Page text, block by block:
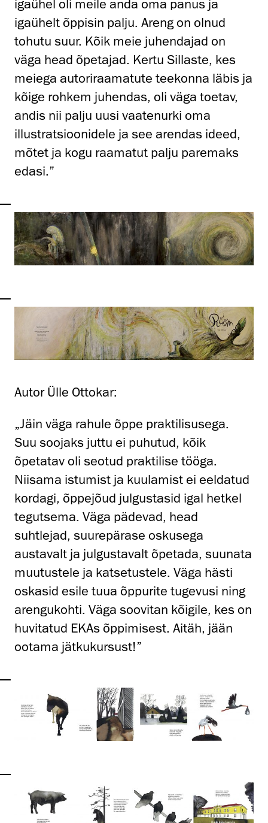
igaühel oli meile anda oma panus ja
igaühelt õppisin palju. Areng on olnud
tohutu suur. Kõik meie juhendajad on
väga head õpetajad. Kertu Sillaste, kes
meiega autoriraamatute teekonna läbis ja
kõige rohkem juhendas, oli väga toetav,
andis nii palju uusi vaatenurki oma
illustratsioonidele ja see arendas ideed,
mõtet ja kogu raamatut palju paremaks
edasi.”
Autor Ülle Ottokar:
„Jäin väga rahule õppe praktilisusega.
Suu soojaks juttu ei puhutud, kõik
õpetatav oli seotud praktilise tööga.
Niisama istumist ja kuulamist ei eeldatud
kordagi, õppejõud julgustasid igal hetkel
tegutsema. Väga pädevad, head
suhtlejad, suurepärase oskusega
austavalt ja julgustavalt õpetada, suunata
muutustele ja katsetustele. Väga hästi
oskasid esile tuua õppurite tugevusi ning
arengukohti. Väga soovitan kõigile, kes on
huvitatud EKAs õppimisest. Aitäh, jään
ootama jätkukursust!”